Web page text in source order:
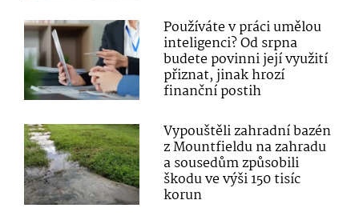
Používáte v práci umělou
inteligenci? Od srpna
budete povinni její využití
přiznat, jinak hrozí
finanční postih
Vypouštěli zahradní bazén
z Mountfieldu na zahradu
a sousedům způsobili
škodu ve výši 150 tisíc
korun